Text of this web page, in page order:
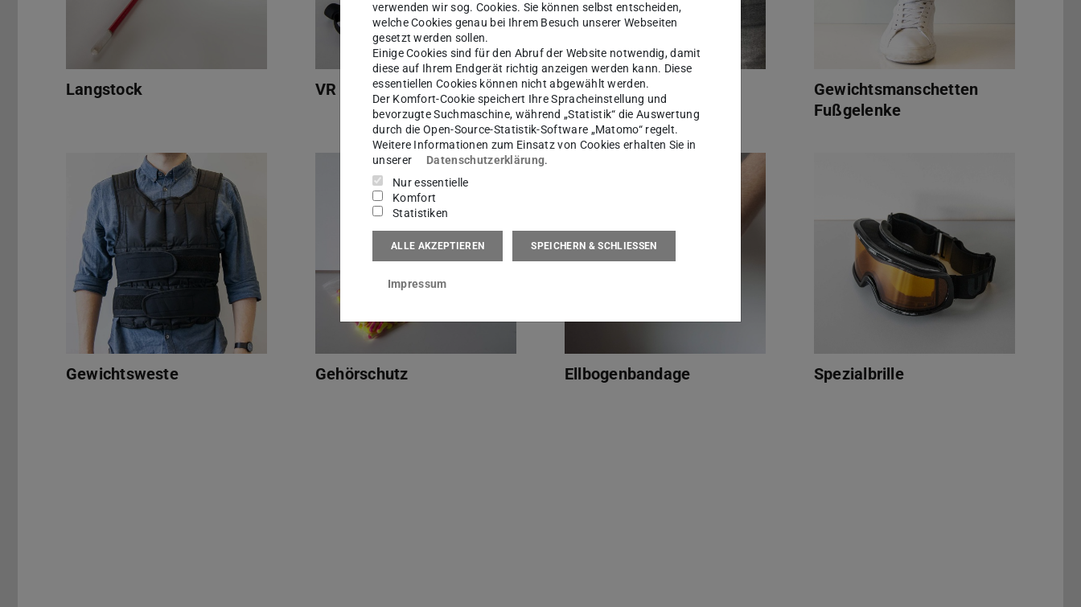
Langstock VR Cardboard Brillen Handschuhe
Gewichtsmanschetten
Fußgelenke
Gewichtsweste
Gewichtsweste
Gehörschutz
Gehörschutz
Ellbogenbandage Spezialbrille
verwenden wir sog. Cookies. Sie können selbst entscheiden,
welche Cookies genau bei Ihrem Besuch unserer Webseiten
gesetzt werden sollen.
Einige Cookies sind für den Abruf der Website notwendig, damit
diese auf Ihrem Endgerät richtig anzeigen werden kann. Diese
essentiellen Cookies können nicht abgewählt werden.
Der Komfort-Cookie speichert Ihre Spracheinstellung und
bevorzugte Suchmaschine, während „Statistik“ die Auswertung
durch die Open-Source-Statistik-Software „Matomo“ regelt.
Weitere Informationen zum Einsatz von Cookies erhalten Sie in
unserer
Datenschutzerklärung.
Nur essentielle
Komfort
Statistiken
ALLE AKZEPTIEREN SPEICHERN & SCHLIESSEN
Impressum